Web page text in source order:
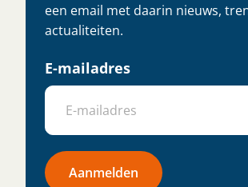
een email met daarin nieuws,
actualiteiten.
E-mailadres
Aanmelden